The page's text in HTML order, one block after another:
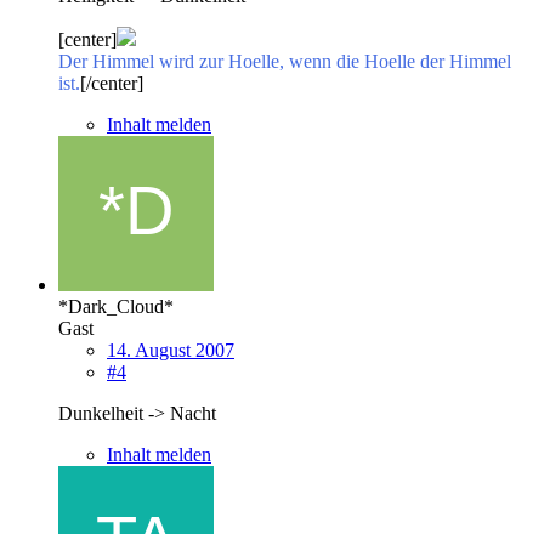
[center]
Der Himmel wird zur Hoelle, wenn die Hoelle der Himmel
ist.[/center]
Inhalt melden
*Dark_Cloud*
Gast
14. August 2007
#4
Dunkelheit -> Nacht
Inhalt melden